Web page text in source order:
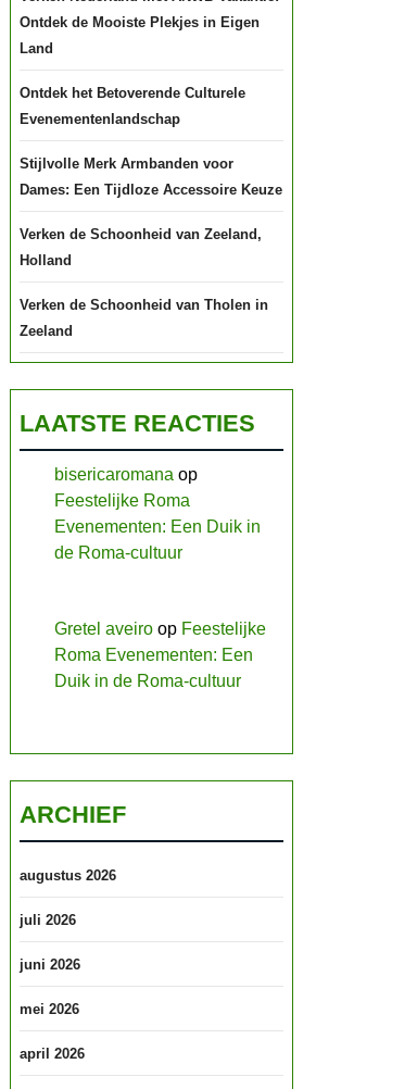
Ontdek de Mooiste Plekjes in Eigen
Land
Ontdek het Betoverende Culturele
Evenementenlandschap
Stijlvolle Merk Armbanden voor
Dames: Een Tijdloze Accessoire Keuze
Verken de Schoonheid van Zeeland,
Holland
Verken de Schoonheid van Tholen in
Zeeland
LAATSTE REACTIES
bisericaromana op
Feestelijke Roma
Evenementen: Een Duik in
de Roma-cultuur
Gretel aveiro op Feestelijke
Roma Evenementen: Een
Duik in de Roma-cultuur
ARCHIEF
augustus 2026
juli 2026
juni 2026
mei 2026
april 2026